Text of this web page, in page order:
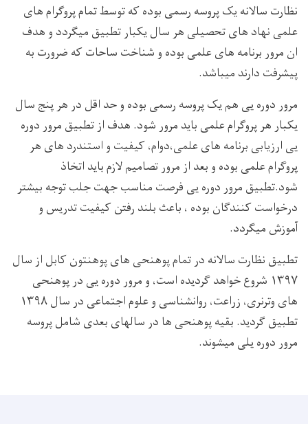
نظارت سالانه یک پروسه رسمی بوده که توسط تمام پروگرام های
علمی نهاد های تحصیلی هر سال یکبار تطبیق میگردد و هدف
ان مرور برنامه های علمی بوده و شناخت ساحات که ضرورت به
پیشرفت دارند میباشد.
مرور دوره یی هم یک پروسه رسمی بوده و حد اقل در هر پنج سال
یکبار هر پروگرام علمی باید مرور شود. هدف از تطبیق مرور دوره
یی ارزیابی برنامه های علمی،دوام، کیفیت و استندرد های هر
پروگرام علمی بوده و بعد از مرور تصامیم لازم باید اتخاذ
شود.تطبیق مرور دوره یی فرصت مناسب جهت جلب توجه بیشتر
درخواست کنندگان بوده ، باعث بلند رفتن کیفیت تدریس و
آموزش میگردد.
تطبیق نظارت سالانه در تمام پوهنحی های پوهنتون کابل از سال
۱۳۹۷ شروع خواهد گردیده است، و مرور دوره یی در پوهنحی
های وترنری، زراعت، روانشناسی و علوم اجتماعی در سال ۱۳۹۸
تطبیق گردید. بقیه پوهنحی ها در سالهای بعدی شامل پروسه
مرور دوره یلی میشوند.